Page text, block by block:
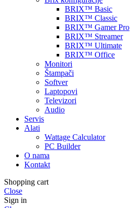
BRIX™ Basic
BRIX™ Classic
BRIX™ Gamer Pro
BRIX™ Streamer
BRIX™ Ultimate
BRIX™ Office
Monitori
Štampači
Softver
Laptopovi
Televizori
Audio
Servis
Alati
Wattage Calculator
PC Builder
O nama
Kontakt
Shopping cart
Close
Sign in